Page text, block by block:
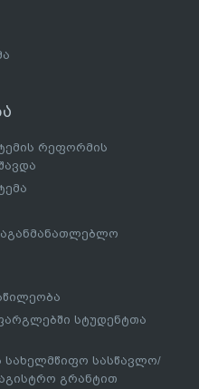
რეფორმის
სტუდენტთა
სახელმწიფო სასწავლო/
გრანტით